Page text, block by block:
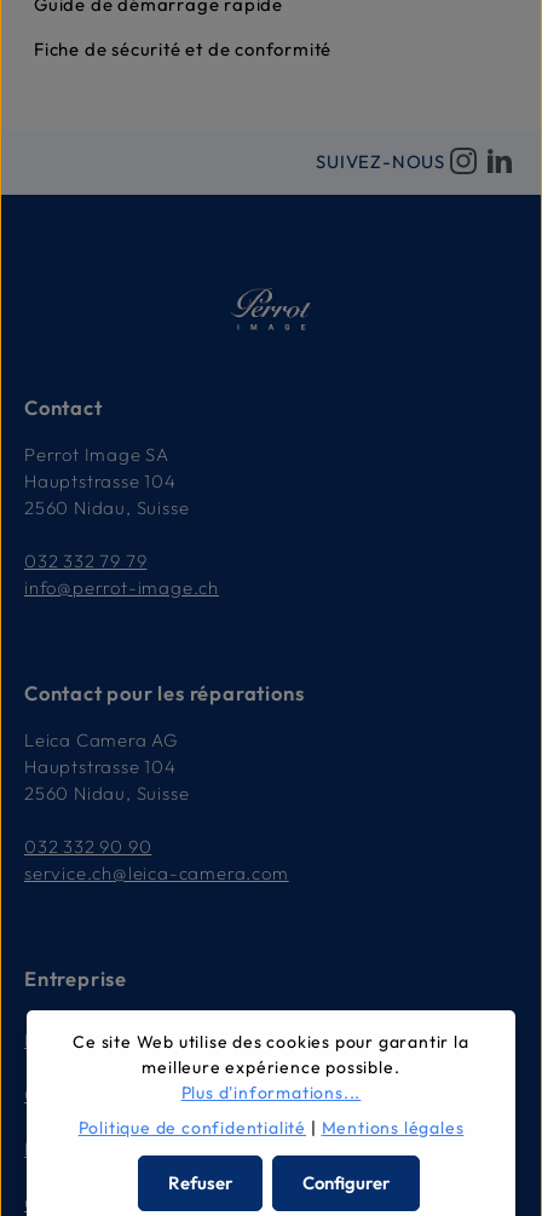
Guide de démarrage rapide
Fiche de sécurité et de conformité
SUIVEZ-NOUS
Contact
Perrot Image SA
Hauptstrasse 104
2560 Nidau, Suisse
032 332 79 79
info@perrot-image.ch
Contact pour les réparations
Leica Camera AG
Hauptstrasse 104
2560 Nidau, Suisse
032 332 90 90
service.ch@leica-camera.com
Entreprise
Mentions légales
Conditions générales
Politique de confidentialité
Contact
Ce site Web utilise des cookies pour garantir la
meilleure expérience possible.
Plus d'informations...
Politique de confidentialité | Mentions légales
Refuser Configurer